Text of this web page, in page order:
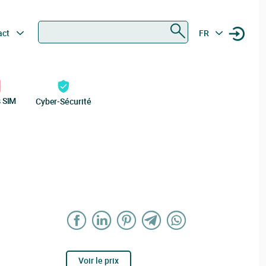
FR
Cyber-Sécurité
Voir le prix